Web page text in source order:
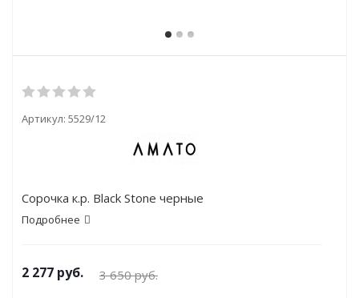
Артикул: 5529/12
Сорочка к.р. Black Stone черные
Подробнее
3 650руб.
2 277 руб.